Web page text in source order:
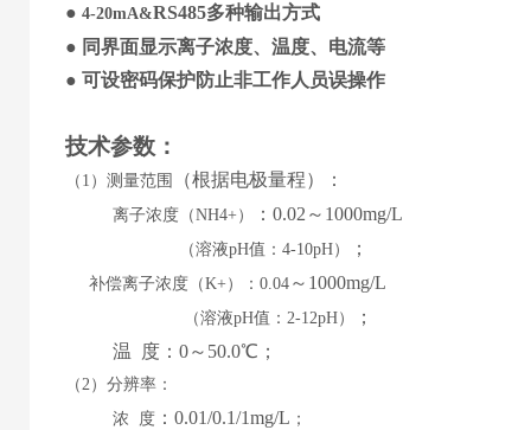
● 4-20mA&RS485多种输出方式
● 同界面显示离子浓度、 温度、 电流等
● 可设密码保护防止非工作人员误操作
技术参数 ：
（ 1）测量范围 （根据电极量程） ：
离子浓度（NH4+） ： 0.02 ～ 1000mg/L
（溶液pH值：4-10pH） ；
补偿离子浓度（K+）：0.04 ～ 1000mg/L
（溶液pH值：2-12pH）
；
温
度： 0～ 50.0℃；
（2）分辨率：
浓
度 ： 0.01/0.1/1mg/L ；